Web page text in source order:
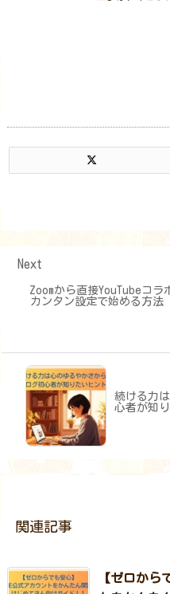
Zoomから直接YouTubeコラ
カンタン設定で始める方法
Next
続ける力
心者が知
関連記事
【ゼロから